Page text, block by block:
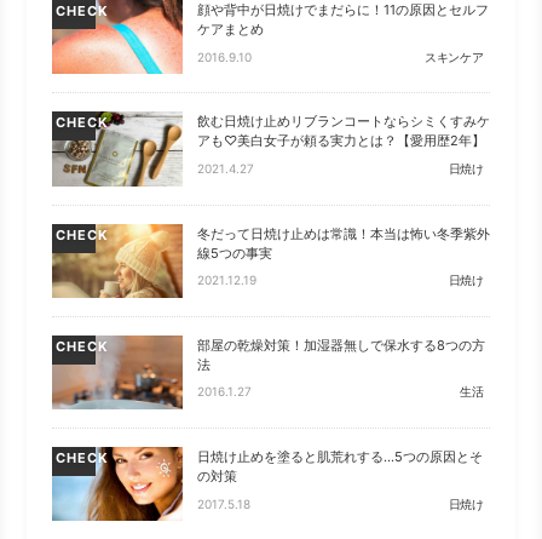
CHECK
顔や背中が日焼けでまだらに！11の原因とセルフ
ケアまとめ
2016.9.10 スキンケア
CHECK
飲む日焼け止めリブランコートならシミくすみケ
アも♡美白女子が頼る実力とは？【愛用歴2年】
2021.4.27 日焼け
CHECK
冬だって日焼け止めは常識！本当は怖い冬季紫外
線5つの事実
2021.12.19 日焼け
CHECK
部屋の乾燥対策！加湿器無しで保水する8つの方
法
2016.1.27 生活
CHECK
日焼け止めを塗ると肌荒れする…5つの原因とそ
の対策
2017.5.18 日焼け